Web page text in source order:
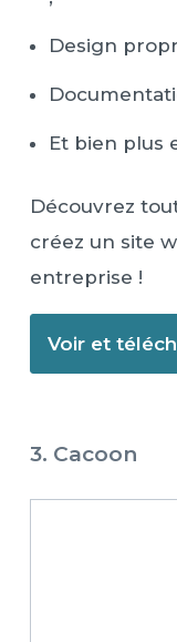
Design
Et bien plus
Découvrez
créez un site
entreprise !
Voir et
3. Cacoon